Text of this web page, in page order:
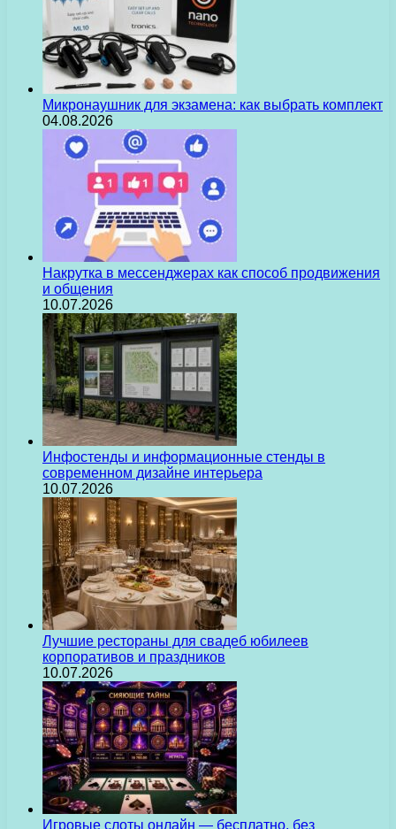
Микронаушник для экзамена: как выбрать комплект
04.08.2026
Накрутка в мессенджерах как способ продвижения
и общения
10.07.2026
Инфостенды и информационные стенды в
современном дизайне интерьера
10.07.2026
Лучшие рестораны для свадеб юбилеев
корпоративов и праздников
10.07.2026
Игровые слоты онлайн — бесплатно, без